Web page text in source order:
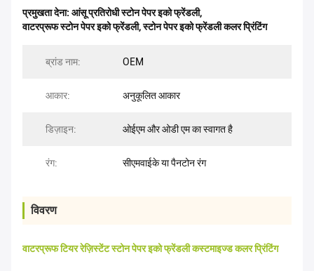
प्रमुखता देना: आंसू प्रतिरोधी स्टोन पेपर इको फ्रेंडली,
वाटरप्रूफ स्टोन पेपर इको फ्रेंडली,स्टोन पेपर इको फ्रेंडली कलर प्रिंटिंग
ब्रांड नाम: OEM
आकार: अनुकूलित आकार
डिज़ाइन: ओईएम और ओडी एम का स्वागत है
रंग: सीएमवाईके या पैनटोन रंग
विवरण
वाटरप्रूफ टियर रेज़िस्टेंट स्टोन पेपर इको फ्रेंडली कस्टमाइज्ड कलर प्रिंटिंग